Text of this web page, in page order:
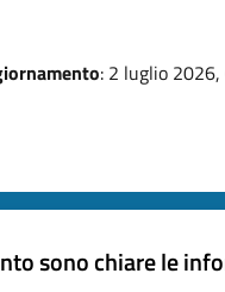
: 2 luglio
sono chiare le